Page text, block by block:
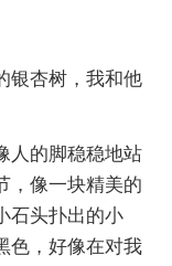
银杏树，我和他
人的脚稳稳地站
，像一块精美的
石头扑出的小
色，好像在对我